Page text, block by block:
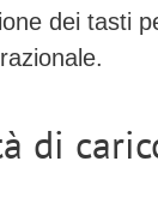
dei tasti
di